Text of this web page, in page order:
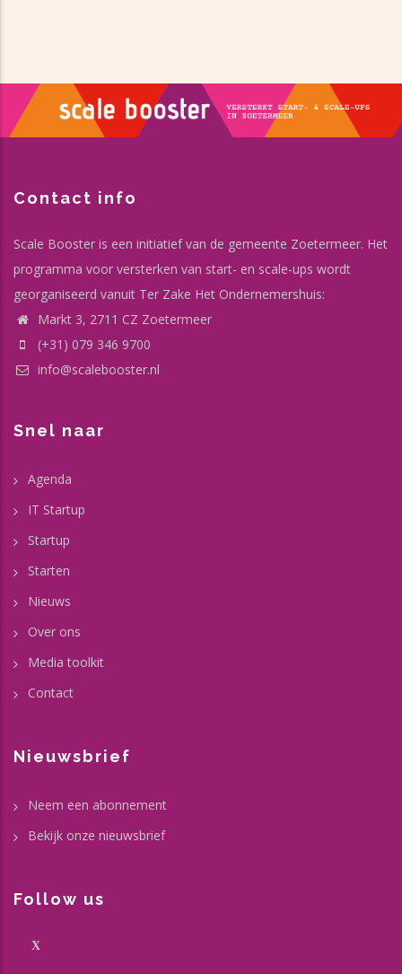
Contact info
Scale Booster is een initiatief van de gemeente Zoetermeer. Het
programma voor versterken van start- en scale-ups wordt
georganiseerd vanuit Ter Zake Het Ondernemershuis:
Markt 3, 2711 CZ Zoetermeer
(+31) 079 346 9700
info@scalebooster.nl
Snel naar
Agenda
IT Startup
Startup
Starten
Nieuws
Over ons
Media toolkit
Contact
Nieuwsbrief
Neem een abonnement
Bekijk onze nieuwsbrief
Follow us
X